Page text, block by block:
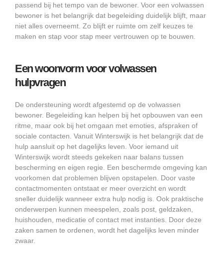
passend bij het tempo van de bewoner. Voor een volwassen
bewoner is het belangrijk dat begeleiding duidelijk blijft, maar
niet alles overneemt. Zo blijft er ruimte om zelf keuzes te
maken en stap voor stap meer vertrouwen op te bouwen.
Een woonvorm voor volwassen
hulpvragen
De ondersteuning wordt afgestemd op de volwassen
bewoner. Begeleiding kan helpen bij het opbouwen van een
ritme, maar ook bij het omgaan met emoties, afspraken of
sociale contacten. Vanuit Winterswijk is het belangrijk dat de
hulp aansluit op het dagelijks leven. Voor iemand uit
Winterswijk wordt steeds gekeken naar balans tussen
bescherming en eigen regie. Een beschermde omgeving kan
voorkomen dat problemen blijven opstapelen. Door vaste
contactmomenten ontstaat er meer overzicht en wordt
sneller duidelijk wanneer extra hulp nodig is. Ook praktische
onderwerpen kunnen meespelen, zoals post, geldzaken,
huishouden, medicatie of contact met instanties. Door deze
zaken samen te ordenen, wordt het dagelijks leven minder
zwaar.